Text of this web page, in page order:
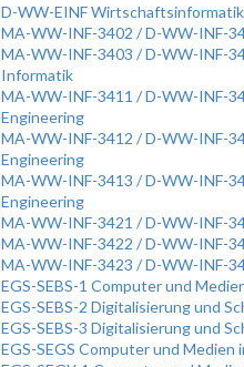
D-WW-EINF
MA-WW-INF-3402 / D-WW-INF-
MA-WW-INF-3403 / D-WW-INF-
Informatik
MA-WW-INF-3411 / D-WW-INF-
Engineering
MA-WW-INF-3412 / D-WW-INF-
Engineering
MA-WW-INF-3413 / D-WW-INF-
Engineering
MA-WW-INF-3421 / D-WW-INF-
MA-WW-INF-3422 / D-WW-INF-
MA-WW-INF-3423 / D-WW-INF-
EGS-SEBS-1 Computer und
EGS-SEBS-2 Digitalisierung und
EGS-SEBS-3 Digitalisierung und
EGS-SEGS Computer und Medien